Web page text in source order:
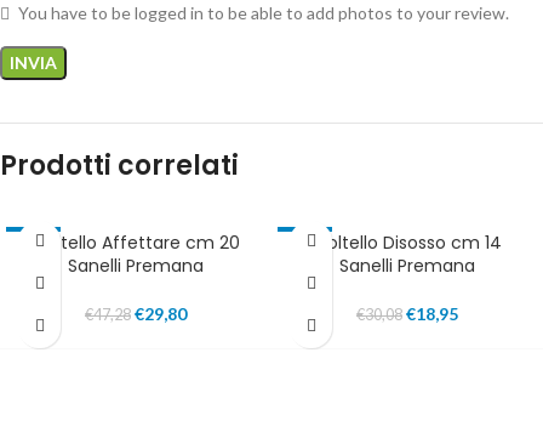
You have to be logged in to be able to add photos to your review.
Prodotti correlati
-37%
IN EVIDENZA
Coltello Affettare cm 20
Sanelli Premana
€47,28 €29,80
-37%
IN EVIDENZA
Coltello Disosso cm 14
Sanelli Premana
€30,08 €18,95